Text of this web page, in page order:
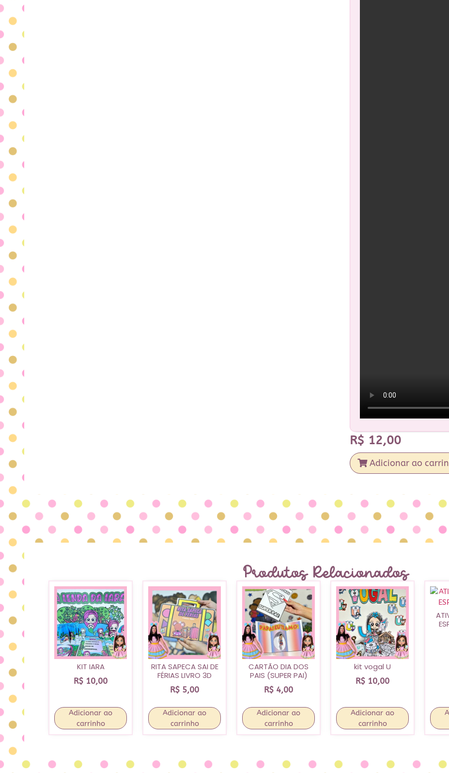
R$ 12,00
Adicionar ao
Produtos Relacionados
KIT IARA
R$ 10,00
Adicionar ao
carrinho
RITA SAPECA SAI DE
FÉRIAS LIVRO 3D
R$ 5,00
Adicionar ao
carrinho
CARTÃO DIA DOS
PAIS (SUPER PAI)
R$ 4,00
Adicionar ao
carrinho
kit vogal U
R$ 10,00
Adicionar ao
carrinho